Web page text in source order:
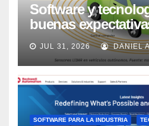
Software y
buenas
los próximos 2
Market Watch
JUL 31, 2026 DANIEL
SOFTWARE PARA LA INDUSTRIA